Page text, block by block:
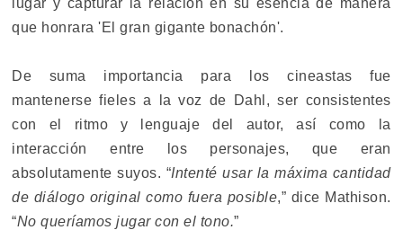
lugar y capturar la relación en su esencia de manera
que honrara 'El gran gigante bonachón'.
De suma importancia para los cineastas fue
mantenerse fieles a la voz de Dahl, ser consistentes
con el ritmo y lenguaje del autor, así como la
interacción entre los personajes, que eran
absolutamente suyos. “Intenté usar la máxima cantidad
de diálogo original como fuera posible,” dice Mathison.
“No queríamos jugar con el tono.”